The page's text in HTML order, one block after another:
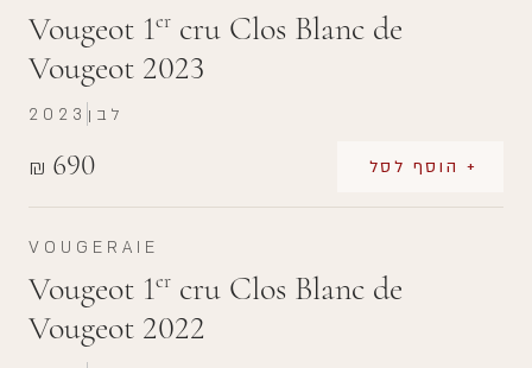
Vougeot 1er cru Clos Blanc de
Vougeot 2023
₪ 690 + הוסף לסל
2023 לבן
VOUGERAIE
Vougeot 1er cru Clos Blanc de
Vougeot 2022